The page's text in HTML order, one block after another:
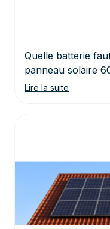
Quelle batterie
panneau solaire
Lire la suite